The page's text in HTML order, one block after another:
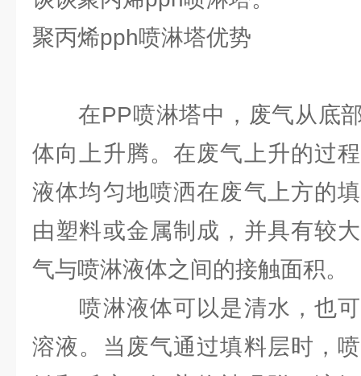
聚丙烯pph喷淋塔优势
在PP喷淋塔中，废气从底部
体向上升腾。在废气上升的过
液体均匀地喷洒在废气上方的
由塑料或金属制成，并具有较
气与喷淋液体之间的接触面积。
喷淋液体可以是清水，也可
溶液。当废气通过填料层时，